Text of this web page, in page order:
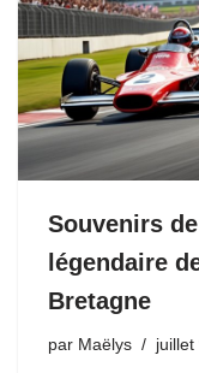
Souvenirs
légendaire
Bretagne
par Maëlys juillet